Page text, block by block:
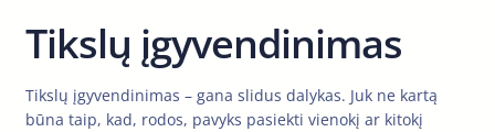
Tikslų įgyvendinimas
Tikslų įgyvendinimas – gana slidus dalykas. Juk ne kartą
būna taip, kad, rodos, pavyks pasiekti vienokį ar kitokį